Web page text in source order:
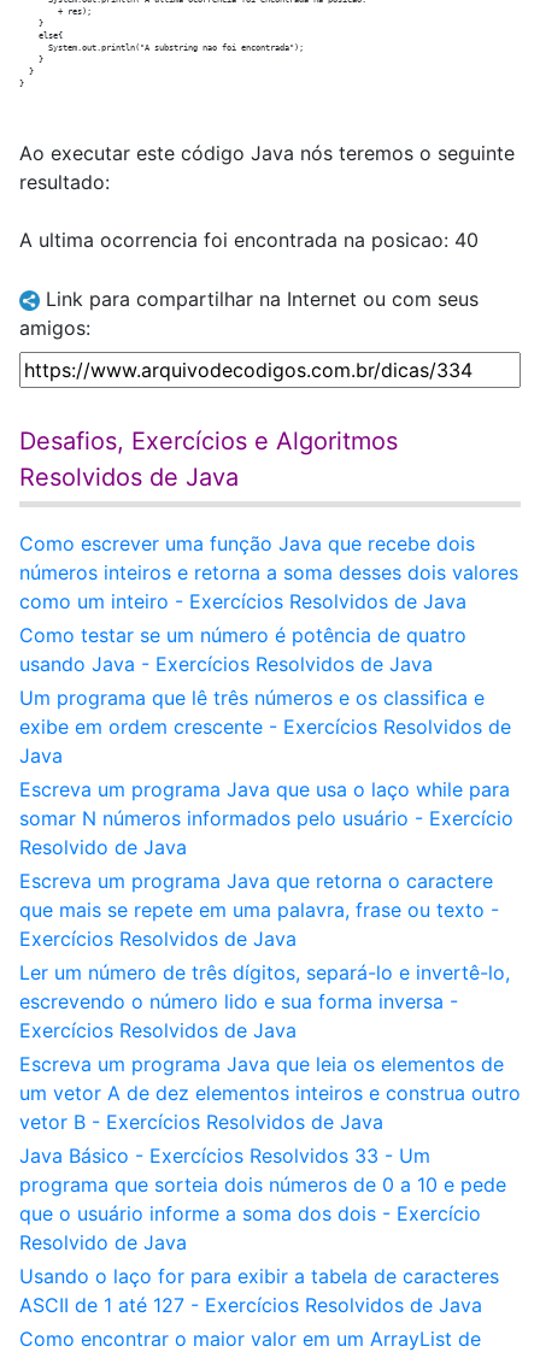
        + res);
    }
    else{
      System.out.println("A substring nao foi encontrada");
    }
  }
Ao executar este código Java nós teremos o seguinte
resultado:
A ultima ocorrencia foi encontrada na posicao: 40
Link para compartilhar na Internet ou com seus
amigos:
Desafios, Exercícios e Algoritmos
Resolvidos de Java
Como escrever uma função Java que recebe dois
números inteiros e retorna a soma desses dois valores
como um inteiro - Exercícios Resolvidos de Java
Como testar se um número é potência de quatro
usando Java - Exercícios Resolvidos de Java
Um programa que lê três números e os classifica e
exibe em ordem crescente - Exercícios Resolvidos de
Java
Escreva um programa Java que usa o laço while para
somar N números informados pelo usuário - Exercício
Resolvido de Java
Escreva um programa Java que retorna o caractere
que mais se repete em uma palavra, frase ou texto -
Exercícios Resolvidos de Java
Ler um número de três dígitos, separá-lo e invertê-lo,
escrevendo o número lido e sua forma inversa -
Exercícios Resolvidos de Java
Escreva um programa Java que leia os elementos de
um vetor A de dez elementos inteiros e construa outro
vetor B - Exercícios Resolvidos de Java
Java Básico - Exercícios Resolvidos 33 - Um
programa que sorteia dois números de 0 a 10 e pede
que o usuário informe a soma dos dois - Exercício
Resolvido de Java
Usando o laço for para exibir a tabela de caracteres
ASCII de 1 até 127 - Exercícios Resolvidos de Java
Como encontrar o maior valor em um ArrayList de